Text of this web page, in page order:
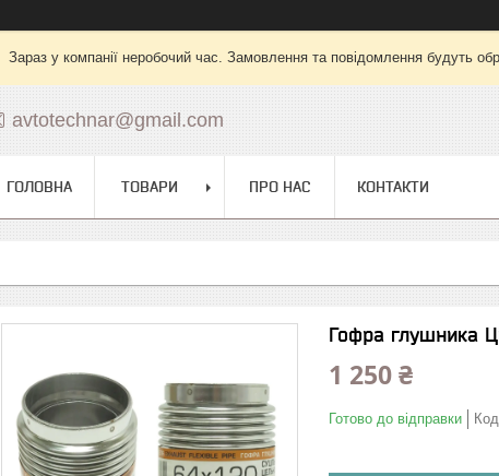
Зараз у компанії неробочий час. Замовлення та повідомлення будуть
avtotechnar@gmail.com
ГОЛОВНА ТОВАРИ ПРО НАС КОНТАКТИ
Гофра глушника
1 250 ₴
Готово до відправки